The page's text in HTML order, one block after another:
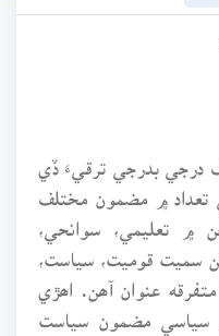
درجي بدرجي ترقيءَ ڏي
تعداد ۾ مضمون مختلف
۾ تعليمي، سوانحي،
سميت قوميت، سياست،
عنوان آھن. اھڙي
سياسي مضمون سياست